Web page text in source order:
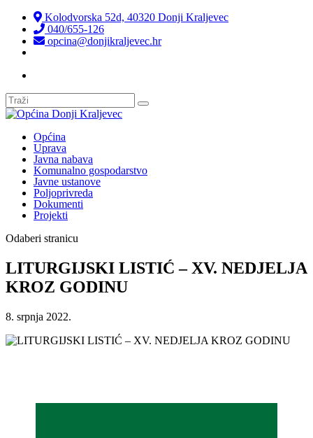
Kolodvorska 52d, 40320 Donji Kraljevec
040/655-126
opcina@donjikraljevec.hr
Općina
Uprava
Javna nabava
Komunalno gospodarstvo
Javne ustanove
Poljoprivreda
Dokumenti
Projekti
Odaberi stranicu
LITURGIJSKI LISTIĆ – XV. NEDJELJA
KROZ GODINU
8. srpnja 2022.